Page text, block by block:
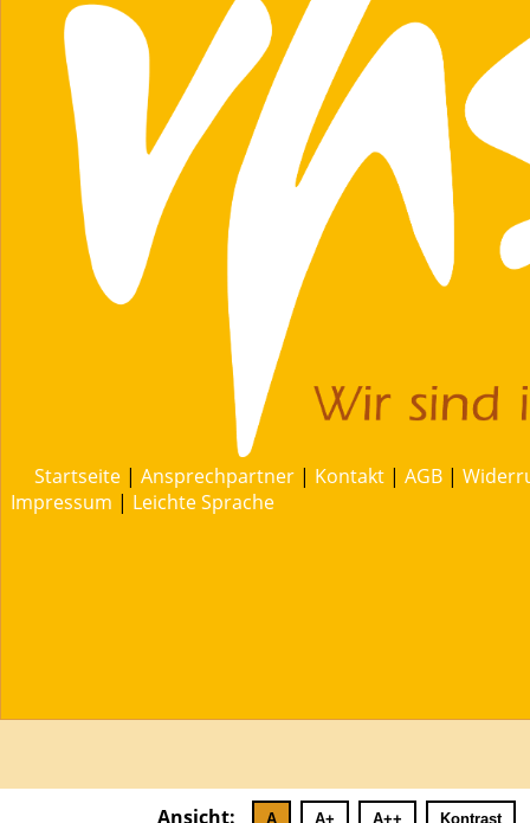
Startseite | Ansprechpartner | Kontakt | AGB |
Impressum | Leichte Sprache
Ansicht: A A+ A++ Kontrast